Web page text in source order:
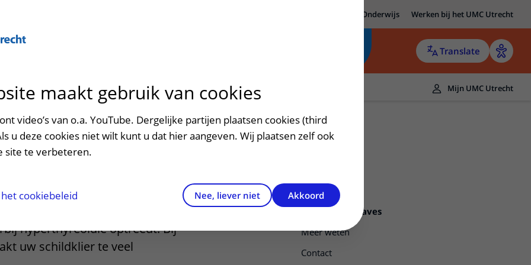
Onderwijs Werken bij het UMC Utrecht
Translate
patiëntportaal
het ziekenhuis
en voorzieningen
en veiligheid
Contact en route
Contactgegevens
Contact met polikliniek
Verwijzers
Teleconsult aanvragen
Zorgverlenersportaal
Mijn UMC Utrecht
Graves
Ziekte van Graves
Meer weten
Contact
een zogenoemde auto-
hyperthyreoïdie optreedt. Bij
uw schildklier te veel
maakt gebruik van cookies
video’s van o.a. YouTube. Dergelijke partijen plaatsen cookies (third
u deze cookies niet wilt kunt u dat hier aangeven. Wij plaatsen zelf ook
site te verbeteren.
cookiebeleid Nee, liever niet Akkoord